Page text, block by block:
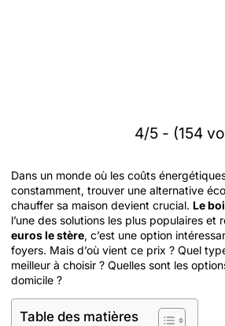
4/5 - (154
Dans un monde où les coûts
constamment, trouver une alternative
chauffer sa maison devient crucial. Le
l’une des solutions les plus populaires et
euros le stère, c’est une option
foyers. Mais d’où vient ce prix ? Quel
meilleur à choisir ? Quelles sont les
domicile ?
Table des matières